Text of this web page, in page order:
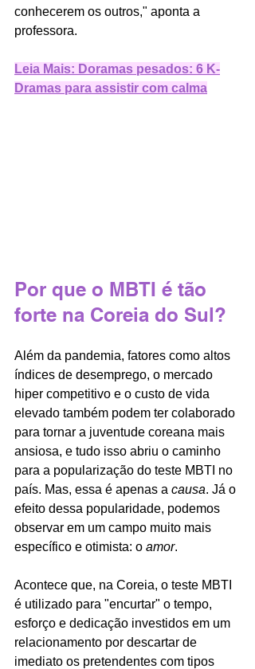
conhecerem os outros," aponta a
professora.
Leia Mais: Doramas pesados: 6 K-
Dramas para assistir com calma
Por que o MBTI é tão
forte na Coreia do Sul?
Além da pandemia, fatores como altos
índices de desemprego, o mercado
hiper competitivo e o custo de vida
elevado também podem ter colaborado
para tornar a juventude coreana mais
ansiosa, e tudo isso abriu o caminho
para a popularização do teste MBTI no
país. Mas, essa é apenas a causa. Já o
efeito dessa popularidade, podemos
observar em um campo muito mais
específico e otimista: o amor.
Acontece que, na Coreia, o teste MBTI
é utilizado para "encurtar" o tempo,
esforço e dedicação investidos em um
relacionamento por descartar de
imediato os pretendentes com tipos